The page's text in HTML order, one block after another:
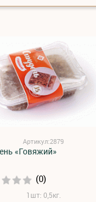
Артикул:2879
«Говяжий»
(0)
1шт: 0,5кг.